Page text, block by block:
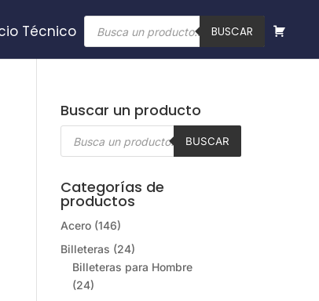
Técnico
Búsqueda
de
productos
BUSCAR
Buscar un producto
Búsqueda
BUSCAR
Categorías de
productos
Acero (146)
Billeteras (24)
Billeteras para Hombre
(24)